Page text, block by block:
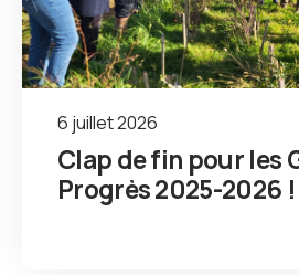
6 juillet 2026
Clap de fin pour les
Progrès 2025-2026 !